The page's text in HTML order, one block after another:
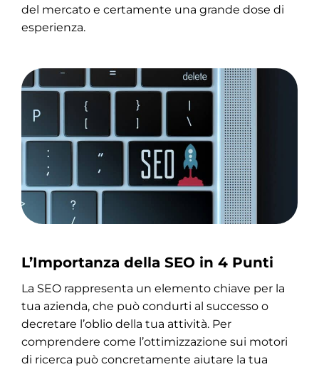
del mercato e certamente una grande dose di
esperienza.
L’Importanza della SEO in 4 Punti
La SEO rappresenta un elemento chiave per la
tua azienda, che può condurti al successo o
decretare l’oblio della tua attività. Per
comprendere come l’ottimizzazione sui motori
di ricerca può concretamente aiutare la tua